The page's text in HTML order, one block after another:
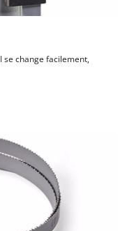
se change facilement,